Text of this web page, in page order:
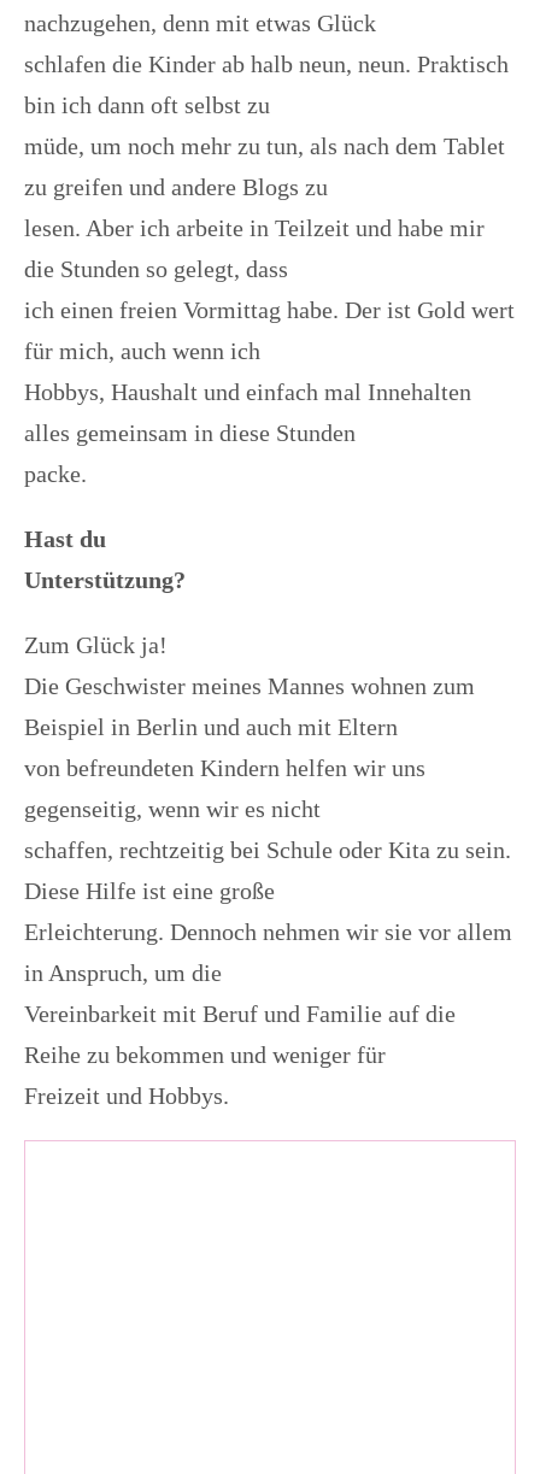
nachzugehen, denn mit etwas Glück
schlafen die Kinder ab halb neun, neun. Praktisch
bin ich dann oft selbst zu
müde, um noch mehr zu tun, als nach dem Tablet
zu greifen und andere Blogs zu
lesen. Aber ich arbeite in Teilzeit und habe mir
die Stunden so gelegt, dass
ich einen freien Vormittag habe. Der ist Gold wert
für mich, auch wenn ich
Hobbys, Haushalt und einfach mal Innehalten
alles gemeinsam in diese Stunden
packe.
Hast du
Unterstützung?
Zum Glück ja!
Die Geschwister meines Mannes wohnen zum
Beispiel in Berlin und auch mit Eltern
von befreundeten Kindern helfen wir uns
gegenseitig, wenn wir es nicht
schaffen, rechtzeitig bei Schule oder Kita zu sein.
Diese Hilfe ist eine große
Erleichterung. Dennoch nehmen wir sie vor allem
in Anspruch, um die
Vereinbarkeit mit Beruf und Familie auf die
Reihe zu bekommen und weniger für
Freizeit und Hobbys.